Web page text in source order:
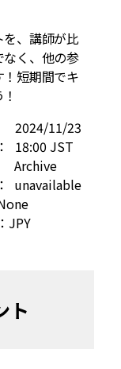
、講師が比
く、他の参
短期間でキ
2024/11/23
18:00 JST
Archive
unavailable
JPY
ト